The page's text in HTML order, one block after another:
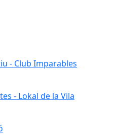
- Club Imparables
- Club Imparables
- Lokal de la Vila